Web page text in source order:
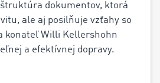
dokumentov, ktorá
ale aj posilňuje vzťahy so
konateľ Willi Kellershohn
a efektívnej dopravy.